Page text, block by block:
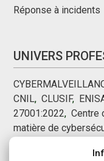
Réponse à incidents
UNIVERS
CNIL,CLUSIF,
27001:2022,Centre
matière de